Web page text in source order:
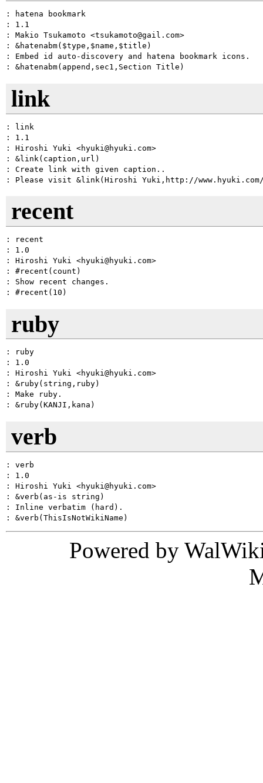
: hatena bookmark
: 1.1
: Makio Tsukamoto <tsukamoto@gail.com>
: &hatenabm($type,$name,$title)
: Embed id auto-discovery and hatena bookmark icons.
link
: link
: 1.1
: Hiroshi Yuki <hyuki@hyuki.com>
: &link(caption,url)
: Create link with given caption..
recent
: recent
: 1.0
: Hiroshi Yuki <hyuki@hyuki.com>
: #recent(count)
: Show recent changes.
ruby
: ruby
: 1.0
: Hiroshi Yuki <hyuki@hyuki.com>
: &ruby(string,ruby)
: Make ruby.
verb
: verb
: 1.0
: Hiroshi Yuki <hyuki@hyuki.com>
: &verb(as-is string)
: Inline verbatim (hard).
Powered by